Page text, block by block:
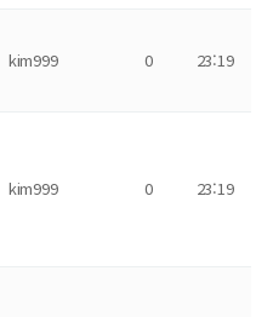
kim999 0 23:19
kim999 0 23:19